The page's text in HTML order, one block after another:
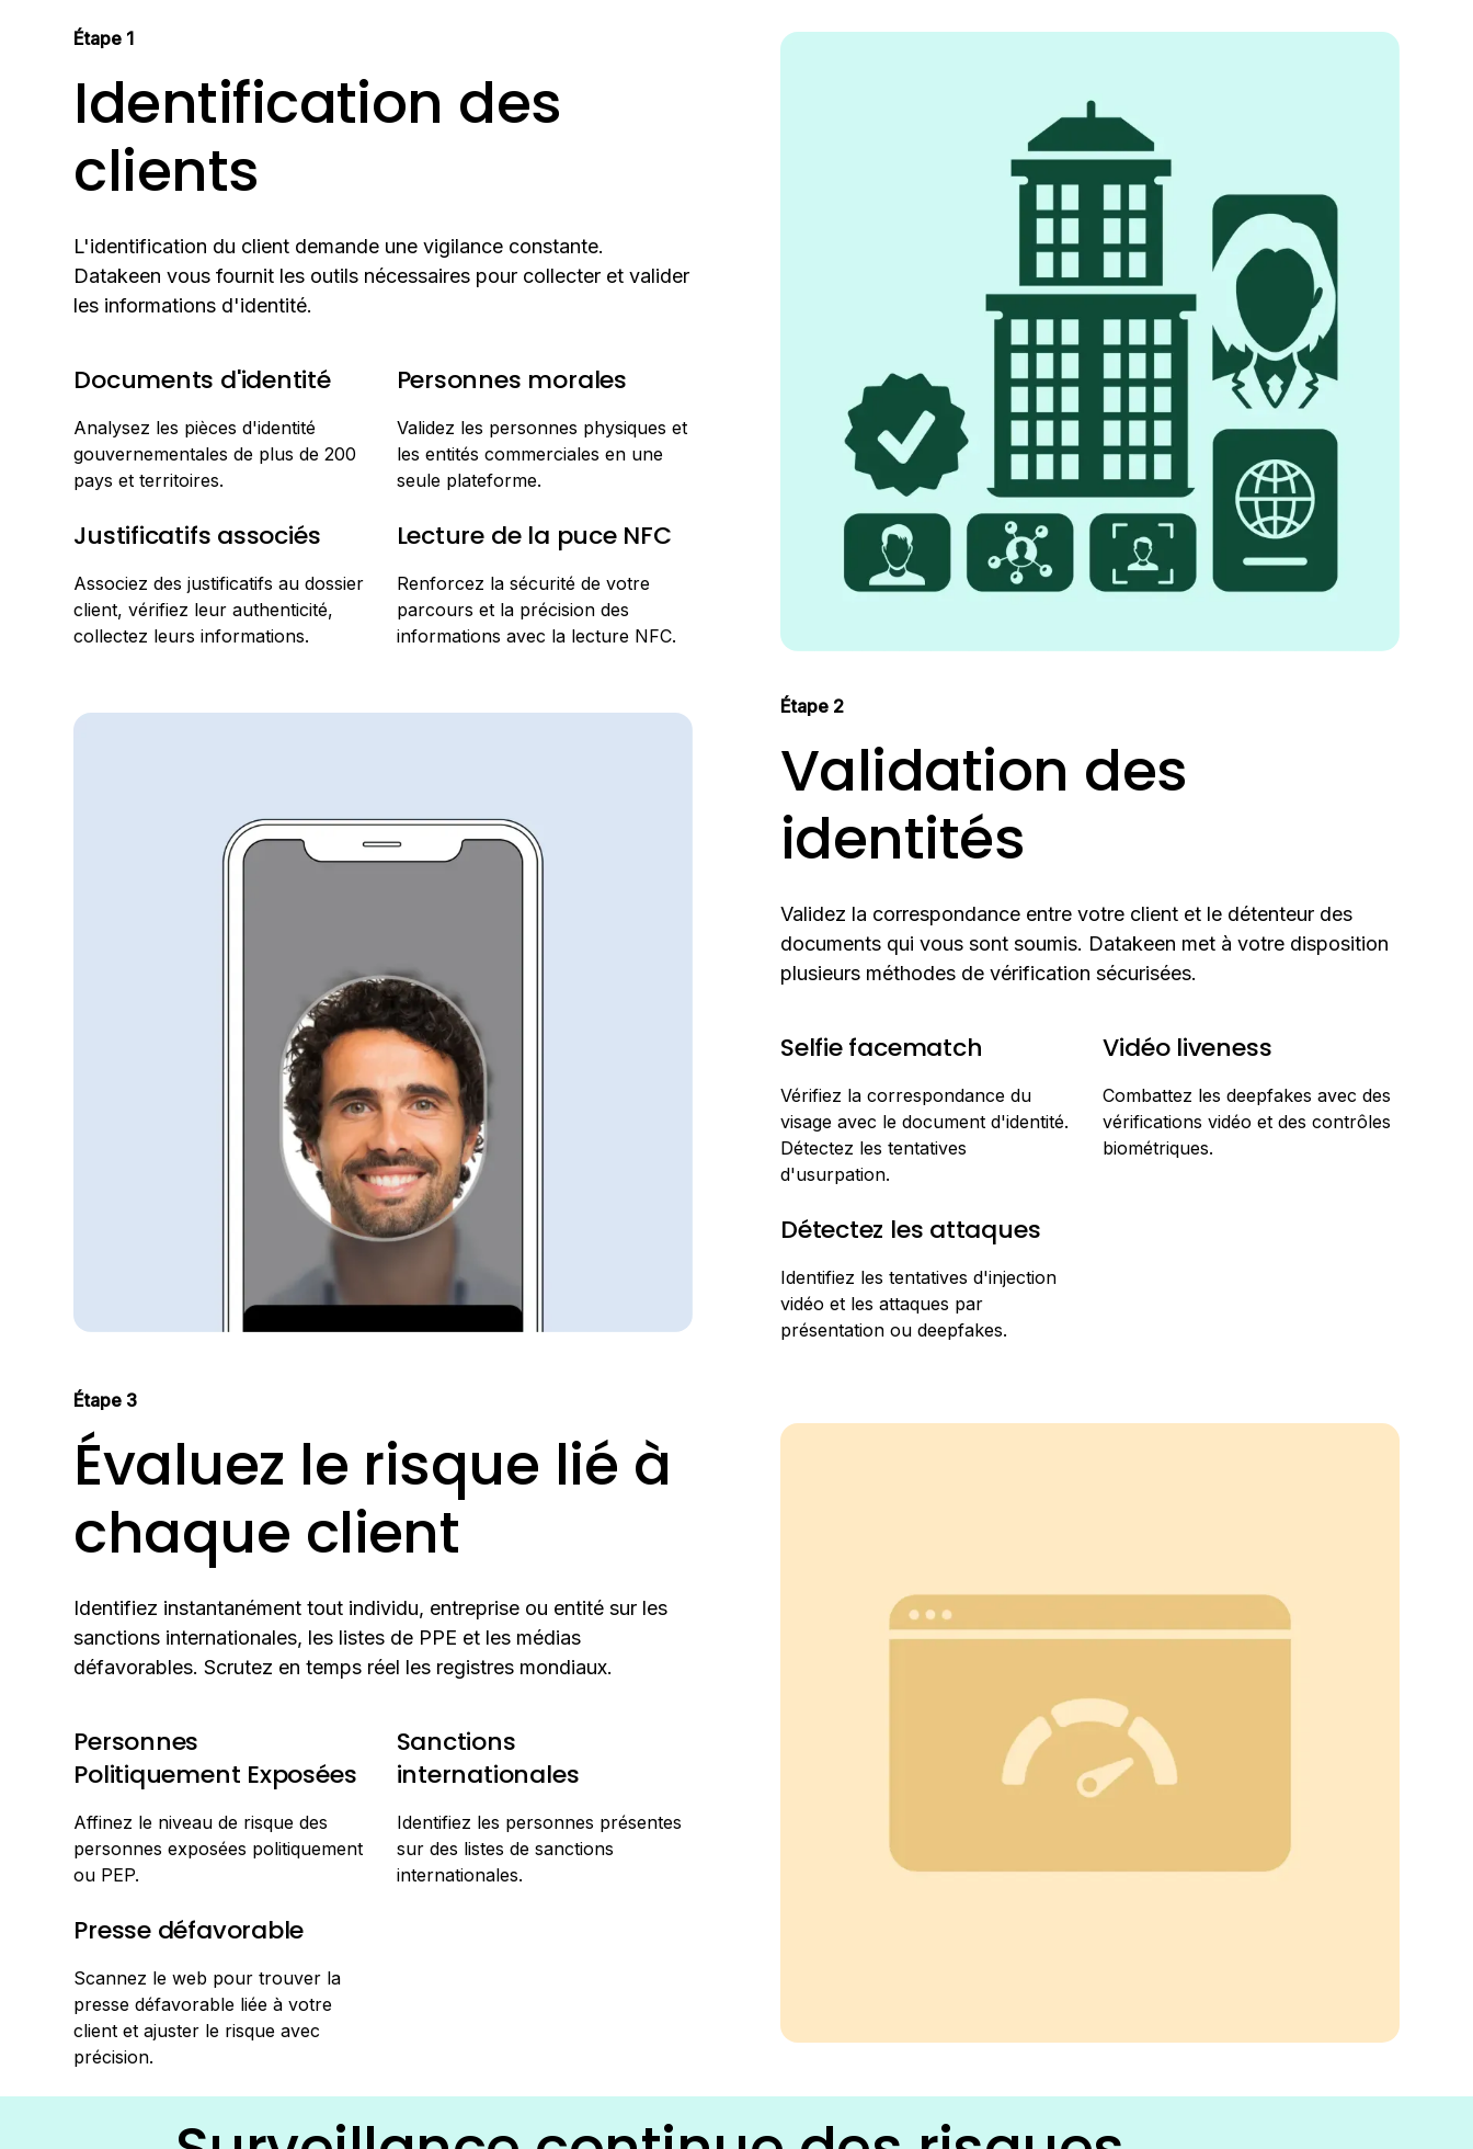
Étape 1
Identification des
clients
L'identification du client demande une vigilance constante.
Datakeen vous fournit les outils nécessaires pour collecter et valider
les informations d'identité.
Documents d'identité
Analysez les pièces d'identité
gouvernementales de plus de 200
pays et territoires.
Personnes morales
Validez les personnes physiques et
les entités commerciales en une
seule plateforme.
Justificatifs associés
Associez des justificatifs au dossier
client, vérifiez leur authenticité,
collectez leurs informations.
Lecture de la puce NFC
Renforcez la sécurité de votre
parcours et la précision des
informations avec la lecture NFC.
Étape 2
Validation des
identités
Validez la correspondance entre votre client et le détenteur des
documents qui vous sont soumis. Datakeen met à votre disposition
plusieurs méthodes de vérification sécurisées.
Selfie facematch
Vérifiez la correspondance du
visage avec le document d'identité.
Détectez les tentatives
d'usurpation.
Vidéo liveness
Combattez les deepfakes avec des
vérifications vidéo et des contrôles
biométriques.
Détectez les attaques
Identifiez les tentatives d'injection
vidéo et les attaques par
présentation ou deepfakes.
Étape 3
Évaluez le risque lié à
chaque client
Identifiez instantanément tout individu, entreprise ou entité sur les
sanctions internationales, les listes de PPE et les médias
défavorables. Scrutez en temps réel les registres mondiaux.
Personnes
Politiquement Exposées
Affinez le niveau de risque des
personnes exposées politiquement
ou PEP.
Sanctions
internationales
Identifiez les personnes présentes
sur des listes de sanctions
internationales.
Presse défavorable
Scannez le web pour trouver la
presse défavorable liée à votre
client et ajuster le risque avec
précision.